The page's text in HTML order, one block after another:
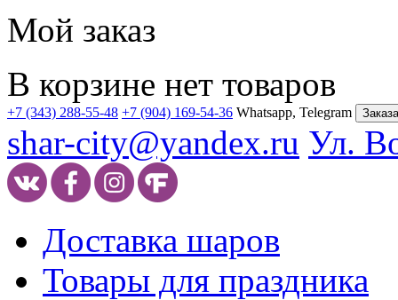
Мой заказ
В корзине нет товаров
+7 (343) 288-55-48 +7 (904) 169-54-36 Whatsapp, Telegram
shar-city@yandex.ru Ул.
Доставка шаров
Товары для праздника